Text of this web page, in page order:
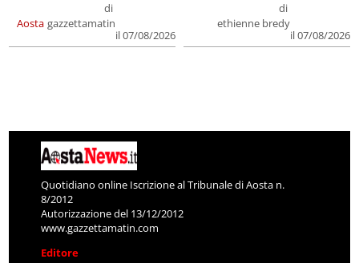
Aosta
di
gazzettamatin
il 07/08/2026
di
ethienne bredy
il 07/08/2026
Quotidiano online Iscrizione al Tribunale di Aosta n.
8/2012
Autorizzazione del 13/12/2012
www.gazzettamatin.com
Editore